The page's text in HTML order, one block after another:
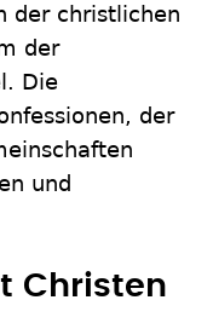
der christlichen
der
Die
der
und
Christen